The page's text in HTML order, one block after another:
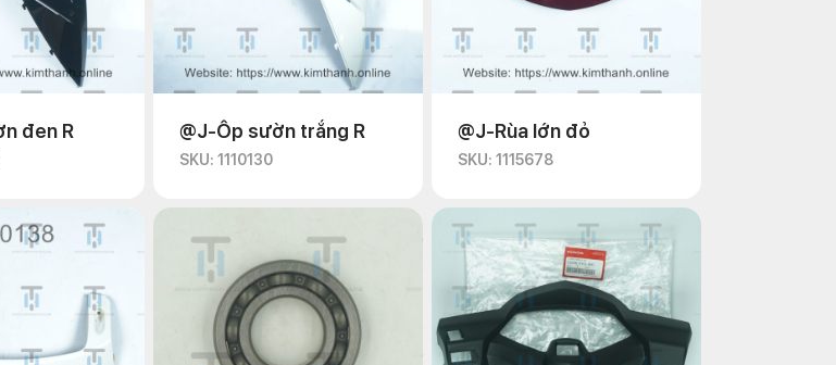
đen R @J-Ốp sườn trắng R
SKU: 1110130
@J-Rùa lớn đỏ
SKU: 1115678